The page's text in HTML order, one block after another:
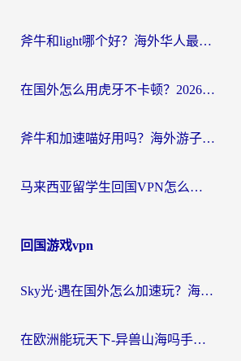
斧牛和light哪个好？海外华人最关心的回国加速器选择难题，一篇讲透
在国外怎么用虎牙不卡顿？2026海外华人亲测有效的回国加速器选择指南
斧牛和加速喵好用吗？海外游子的真实选择困境
马来西亚留学生回国VPN怎么选？3个避坑点+1款实测好用的加速器推荐
回国游戏vpn
Sky光·遇在国外怎么加速玩？海外党亲测有效的国服游戏加速指南
在欧洲能玩天下-异兽山海吗手游？海外玩家的加速器生存指南